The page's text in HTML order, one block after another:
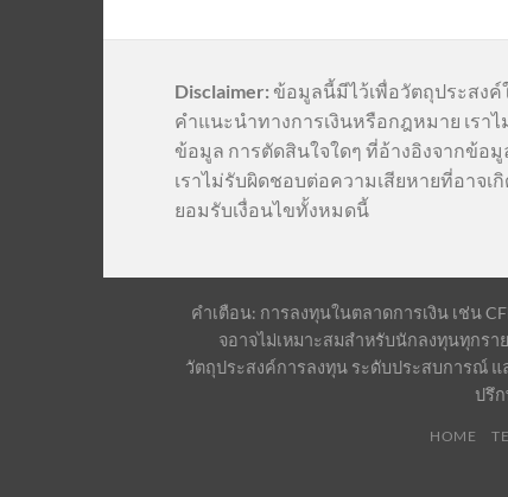
Disclaimer: ข้อมูลนี้มีไว้เพื่อวัตถุประสง
คำแนะนำทางการเงินหรือกฎหมาย เรา
ข้อมูล การตัดสินใจใดๆ ที่อ้างอิงจากข้
เราไม่รับผิดชอบต่อความเสียหายที่อาจ
ยอมรับเงื่อนไขทั้งหมดนี้
คำเตือน: การลงทุนในตลาดการเงิน เช่น
จอาจไม่เหมาะสมสำหรับนักลงทุนทุกรา
วัตถุประสงค์การลงทุน ระดับประสบการณ์
ปรึ
HOME